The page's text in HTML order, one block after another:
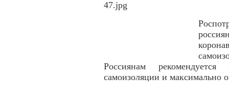
Россиянам
самоизоляции и максимально